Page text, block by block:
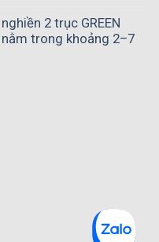
2 trục GREEN
trong khoảng 2–7